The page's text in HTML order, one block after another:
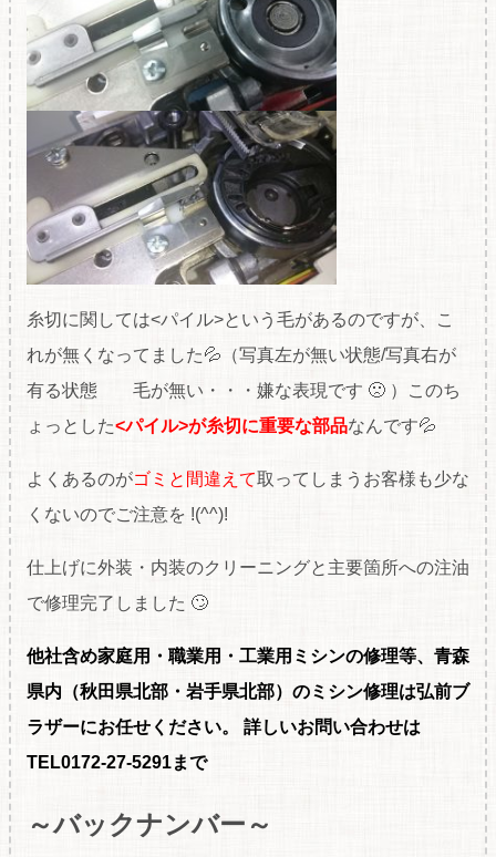
糸切に関しては<パイル>という毛があるのですが、こ
れが無くなってました💦（写真左が無い状態/写真右が
有る状態 毛が無い・・・嫌な表現です 🙁 ）このち
ょっとした<パイル>が糸切に重要な部品なんです💦
よくあるのがゴミと間違えて取ってしまうお客様も少な
くないのでご注意を !(^^)!
仕上げに外装・内装のクリーニングと主要箇所への注油
で修理完了しました 🙄
他社含め家庭用・職業用・工業用ミシンの修理等、青森
県内（秋田県北部・岩手県北部）のミシン修理は弘前ブ
ラザーにお任せください。
詳しいお問い合わせは
TEL0172-27-5291まで
～バックナンバー～